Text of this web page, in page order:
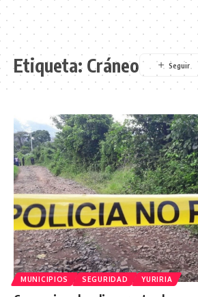
Etiqueta: Cráneo
MUNICIPIOS SEGURIDAD YURIRIA